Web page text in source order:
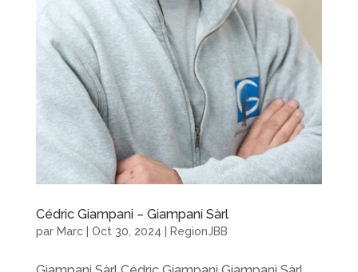
Cédric Giampani – Giampani Sàrl
par Marc| Oct 30, 2024 RegionJBB